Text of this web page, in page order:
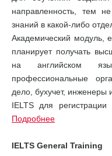
направленность, тем
знаний в какой-либо
Академический модуль,
планирует получать
на английском
профессиональные
дело, бухучет, инженеры
IELTS для регистрации
Подробнее
IELTS General Training